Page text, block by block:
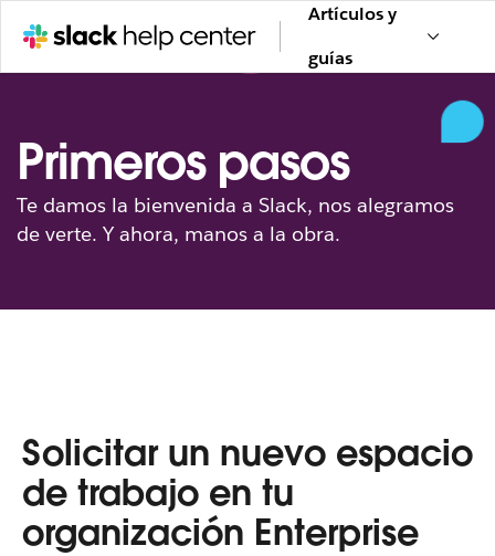
Artículos y
guías
Primeros pasos
Te damos la bienvenida a Slack, nos alegramos
de verte. Y ahora, manos a la obra.
Solicitar un nuevo espacio
de trabajo en tu
organización Enterprise